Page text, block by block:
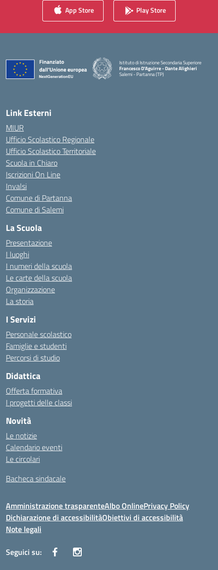
App Store Play Store
Istituto di Istruzione Secondaria Superiore
Francesco D'Aguirre - Dante Alighieri
Salemi - Partanna (TP)
Link Esterni
MIUR
Ufficio Scolastico Regionale
Ufficio Scolastico Territoriale
Scuola in Chiaro
Iscrizioni On Line
Invalsi
Comune di Partanna
Comune di Salemi
La Scuola
Presentazione
I luoghi
I numeri della scuola
Le carte della scuola
Organizzazione
La storia
I Servizi
Personale scolastico
Famiglie e studenti
Percorsi di studio
Didattica
Offerta formativa
I progetti delle classi
Novità
Le notizie
Calendario eventi
Le circolari
Bacheca sindacale
Amministrazione trasparenteAlbo OnlinePrivacy Policy
Dichiarazione di accessibilitàObiettivi di accessibilità
Note legali
Seguici su: